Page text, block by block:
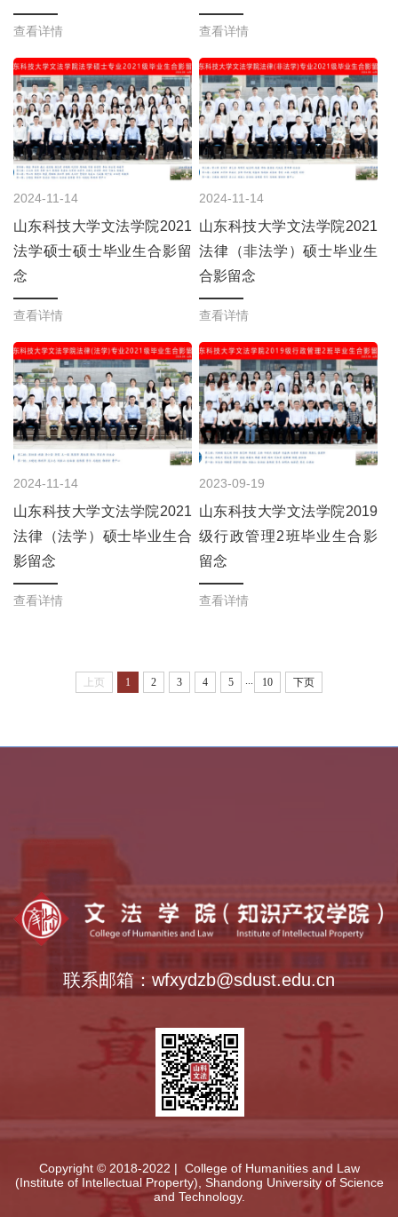
查看详情 查看详情
2024-11-14
山东科技大学文法学院2021
法学硕士硕士毕业生合影留
念
查看详情
2024-11-14
山东科技大学文法学院2021
法律（非法学）硕士毕业生
合影留念
查看详情
2024-11-14
山东科技大学文法学院2021
法律（法学）硕士毕业生合
影留念
查看详情
2023-09-19
山东科技大学文法学院2019
级行政管理2班毕业生合影
留念
查看详情
上页 1 2 3 4 5 ... 10 下页
智慧校园
联系邮箱：wfxydzb@sdust.edu.cn
Copyright © 2018-2022 | College of Humanities and Law
(Institute of Intellectual Property), Shandong University of Science
and Technology.